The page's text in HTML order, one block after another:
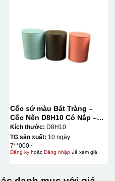
Cốc sứ màu Bát Tràng –
Cốc Nến D8H10 Có Nắp –
Màu Mát
Kích thước: D8H10
TG sản xuất: 10 ngày
7**000 ₫
Đăng kýhoặc Đăng nhậpđể xem giá